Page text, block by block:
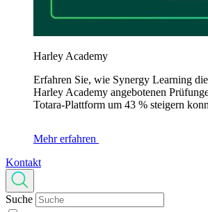
Harley Academy
Erfahren Sie, wie Synergy Learning
Harley Academy angebotenen
Totara-Plattform um 43 % steigern
Mehr erfahren
Kontakt
Suche